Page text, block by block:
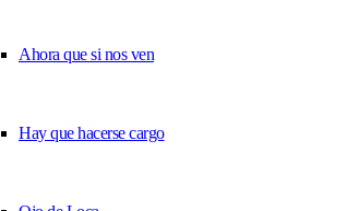
Ahora que si nos ven
Hay que hacerse cargo